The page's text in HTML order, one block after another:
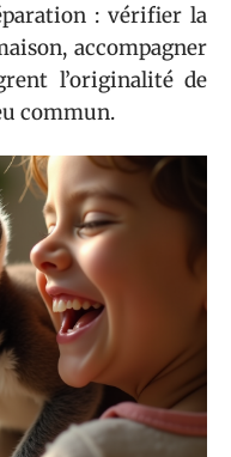
: vérifier la
accompagner
l’originalité de
commun.